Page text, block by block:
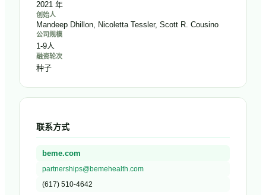
2021 年
创始人
Mandeep Dhillon, Nicoletta Tessler, Scott R. Cousino
公司规模
1-9人
融资轮次
种子
联系方式
beme.com
partnerships@bemehealth.com
(617) 510-4642